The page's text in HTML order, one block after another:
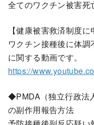
全てのワクチン被害死
【健康被害救済制度
ワクチン接種後に体
に関する動画です。
https://
◆PMDA（独立行政法
の副作用報告方法